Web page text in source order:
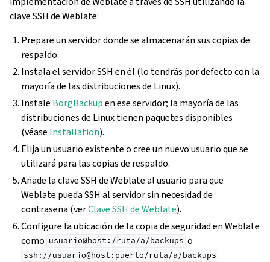
clave SSH de Weblate:
Prepare un servidor donde se almacenarán sus copias de
respaldo.
Instala el servidor SSH en él (lo tendrás por defecto con la
mayoría de las distribuciones de Linux).
Instale BorgBackupen ese servidor; la mayoría de las
distribuciones de Linux tienen paquetes disponibles
(véase Installation).
Elija un usuario existente o cree un nuevo usuario que se
utilizará para las copias de respaldo.
Añade la clave SSH de Weblate al usuario para que
Weblate pueda SSH al servidor sin necesidad de
contraseña (verClave SSH de Weblate).
Configure la ubicación de la copia de seguridad en Weblate
como usuario@host:/ruta/a/backups o
ssh://usuario@host:puerto/ruta/a/backups .